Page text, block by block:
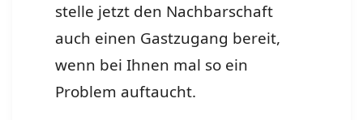
stelle jetzt den Nachbarschaft
auch einen Gastzugang bereit,
wenn bei Ihnen mal so ein
Problem auftaucht.